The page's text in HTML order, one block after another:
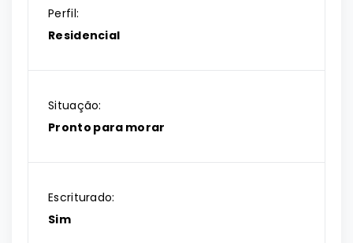
Perfil:
Residencial
Situação:
Pronto para morar
Escriturado:
Sim